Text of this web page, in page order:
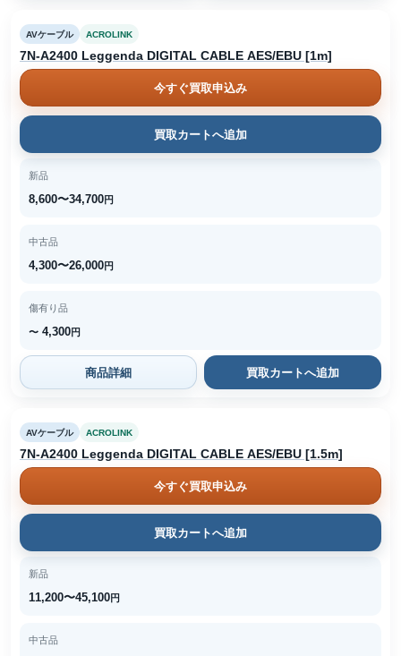
AVケーブル ACROLINK
7N-A2400 Leggenda DIGITAL CABLE AES/EBU [1m]
今すぐ買取申込み
買取カートへ追加
新品
8,600〜34,700円
中古品
4,300〜26,000円
傷有り品
〜 4,300円
商品詳細 買取カートへ追加
AVケーブル ACROLINK
7N-A2400 Leggenda DIGITAL CABLE AES/EBU [1.5m]
今すぐ買取申込み
買取カートへ追加
新品
11,200〜45,100円
中古品